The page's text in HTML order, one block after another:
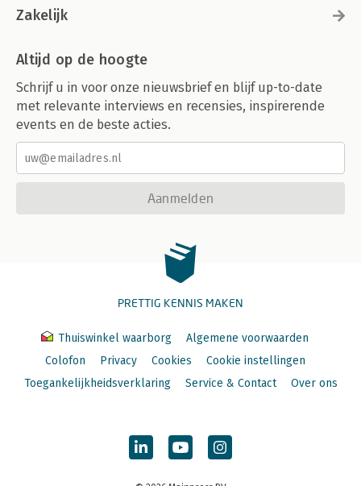
Zakelijk
Altijd op de hoogte
Schrijf u in voor onze nieuwsbrief en blijf up-to-date
met relevante interviews en recensies, inspirerende
events en de beste acties.
Aanmelden
PRETTIG KENNIS MAKEN
Thuiswinkel waarborg
Algemene voorwaarden
Colofon
Privacy Cookies
Cookie instellingen
Toegankelijkheidsverklaring
Service & Contact Over ons